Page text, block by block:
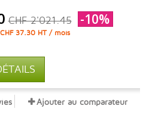
CHF 2'021.45 -10%
37.30 HT / mois
Ajouter au comparateur